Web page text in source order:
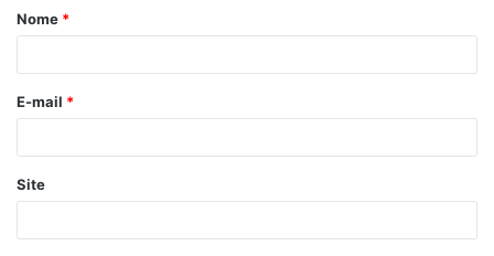
r
*
Nome *
E-mail *
Site